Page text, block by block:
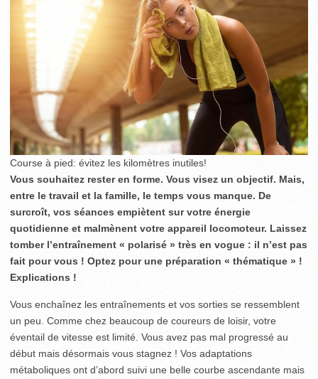
Course à pied: évitez les kilomètres inutiles!
Vous souhaitez rester en forme. Vous visez un objectif. Mais,
entre le travail et la famille, le temps vous manque. De
surcroît, vos séances empiètent sur votre énergie
quotidienne et malmènent votre appareil locomoteur. Laissez
tomber l’entraînement « polarisé » très en vogue : il n’est pas
fait pour vous ! Optez pour une préparation « thématique » !
Explications !
Vous enchaînez les entraînements et vos sorties se ressemblent
un peu. Comme chez beaucoup de coureurs de loisir, votre
éventail de vitesse est limité. Vous avez pas mal progressé au
début mais désormais vous stagnez ! Vos adaptations
métaboliques ont d’abord suivi une belle courbe ascendante mais